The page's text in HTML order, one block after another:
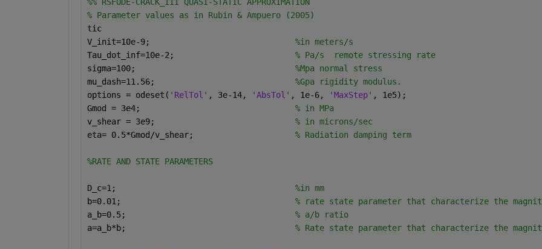
%% RSFODE-CRACK_III QUASI-STATIC APPROXIMATION
% Parameter values as in Rubin & Ampuero (2005)
tic
V_init=10e-9; %in meters/s
Tau_dot_inf=10e-2; % Pa/s  remote stressing rate
sigma=100; %Mpa normal stress
mu_dash=11.56; %Gpa rigidity modulus.
options = odeset( 'RelTol' , 3e-14, 'AbsTol' , 1e-6, 'MaxStep' , 1e5);
Gmod = 3e4; % in MPa
v_shear = 3e9; % in microns/sec
eta= 0.5*Gmod/v_shear; % Radiation damping term
%RATE AND STATE PARAMETERS
D_c=1; %in mm
b=0.01; % rate state parameter that characterize the
a_b=0.5; % a/b ratio
a=a_b*b; % Rate state parameter that characterize the